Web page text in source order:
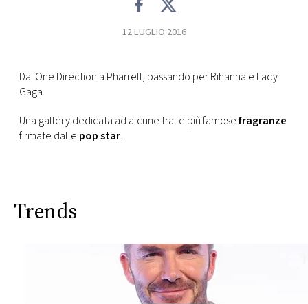
12 LUGLIO 2016
Dai One Direction a Pharrell, passando per Rihanna e Lady
Gaga.
Una gallery dedicata ad alcune tra le più famosefragranze
firmate dalle pop star.
Trends